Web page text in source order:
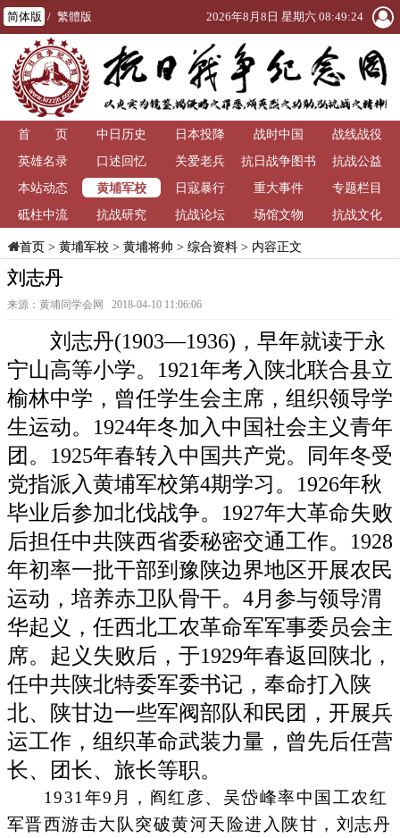
简体版 / 繁體版 2026年8月8日 星期六 08:49:25
首 页 中日历史 日本投降 战时中国
战线战役
英雄名录
口述回忆 关爱老兵
抗日战争图书
馆
抗战公益
本站动态
黄埔军校 日寇暴行 重大事件
专题栏目
砥柱中流
抗战研究 抗战论坛 场馆文物 抗战文化
首页> 黄埔军校> 黄埔将帅 > 综合资料> 内容正文
刘志丹
来源：黄埔同学会网 2018-04-10 11:06:06
刘志丹(1903—1936)，早年就读于永
宁山高等小学。1921年考入陕北联合县立
榆林中学，曾任学生会主席，组织领导学
生运动。1924年冬加入中国社会主义青年
团。1925年春转入中国共产党。同年冬受
党指派入黄埔军校第4期学习。1926年秋
毕业后参加北伐战争。1927年大革命失败
后担任中共陕西省委秘密交通工作。1928
年初率一批干部到豫陕边界地区开展农民
运动，培养赤卫队骨干。4月参与领导渭
华起义，任西北工农革命军军事委员会主
席。起义失败后，于1929年春返回陕北，
任中共陕北特委军委书记，奉命打入陕
北、陕甘边一些军阀部队和民团，开展兵
运工作，组织革命武装力量，曾先后任营
长、团长、旅长等职。
1931年9月，阎红彦、吴岱峰率中国工农红
军晋西游击大队突破黄河天险进入陕甘，刘志丹